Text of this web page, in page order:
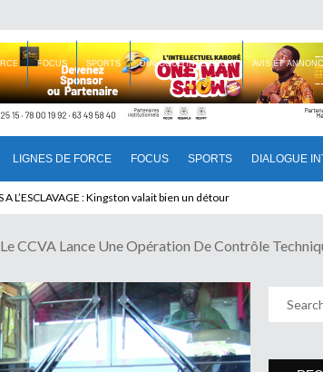
LIGNES DE FORCE FOCUS SPORTS DIALOGUE
FOCUS SPORTS DIALOGUE INTERIEUR AVIS ET
Patrice quitte le pouvoir sans partir !
CCVA Lance Une Opération De Contrôle